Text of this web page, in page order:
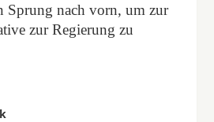
Sprung nach vorn, um zur
zur Regierung zu